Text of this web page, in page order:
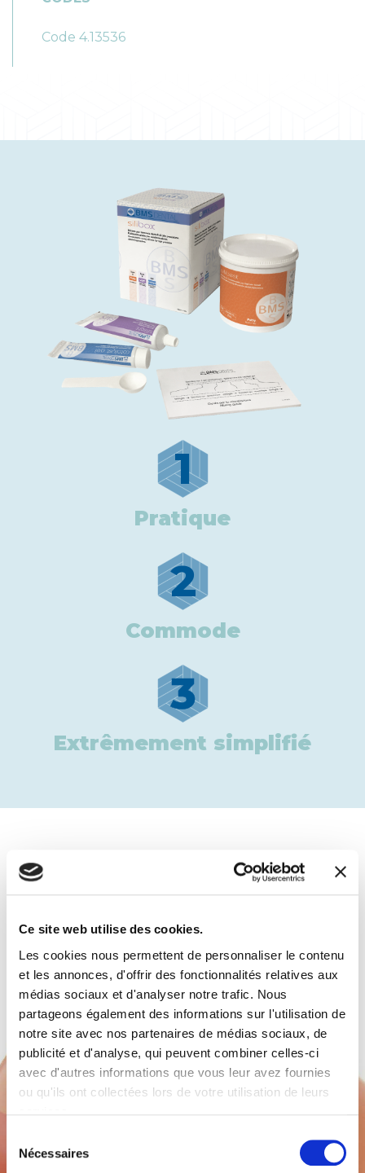
Ce site web utilise des cookies.
Les cookies nous permettent de personnaliser le contenu
et les annonces, d'offrir des fonctionnalités relatives aux
médias sociaux et d'analyser notre trafic. Nous
partageons également des informations sur l'utilisation de
notre site avec nos partenaires de médias sociaux, de
publicité et d'analyse, qui peuvent combiner celles-ci
avec d'autres informations que vous leur avez fournies
ou qu'ils ont collectées lors de votre utilisation de leurs
Nécessaires
Code 4.13536
1
Pratique
2
Commode
3
Extrêmement simplifié
Dans la même catégorie